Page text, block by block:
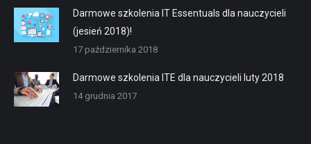
Darmowe szkolenia IT Essentuals dla nauczycieli
(jesień 2018)!
17 października 2018
Darmowe szkolenia ITE dla nauczycieli luty 2018
14 grudnia 2017